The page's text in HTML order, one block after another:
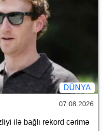
DÜNYA
07.08.2026
ilə bağlı rekord cərimə